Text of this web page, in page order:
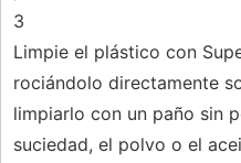
3
Limpie el plástico con
rociándolo directamente
limpiarlo con un paño sin
suciedad, el polvo o el